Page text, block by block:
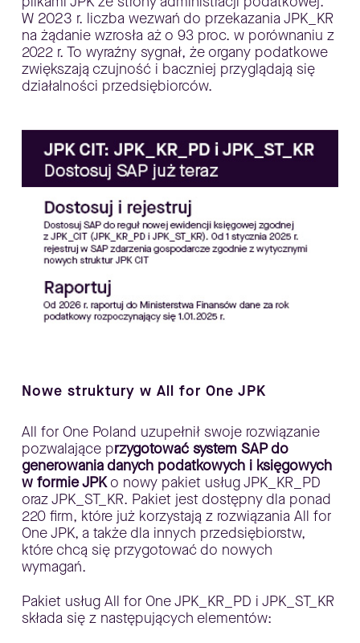
W 2023 r. liczba wezwań do przekazania JPK_KR
na żądanie wzrosła aż o 93 proc. w porównaniu z
2022 r. To wyraźny sygnał, że organy podatkowe
zwiększają czujność i baczniej przyglądają się
działalności przedsiębiorców.
Nowe struktury w All for One JPK
All for One Poland uzupełnił swoje rozwiązanie
pozwalające przygotować system SAP do
generowania danych podatkowych i księgowych
w formie JPKo nowy pakiet usług JPK_KR_PD
oraz JPK_ST_KR. Pakiet jest dostępny dla ponad
220 firm, które już korzystają z rozwiązania All for
One JPK, a także dla innych przedsiębiorstw,
które chcą się przygotować do nowych
wymagań.
Pakiet usług All for One JPK_KR_PD i JPK_ST_KR
składa się z następujących elementów: